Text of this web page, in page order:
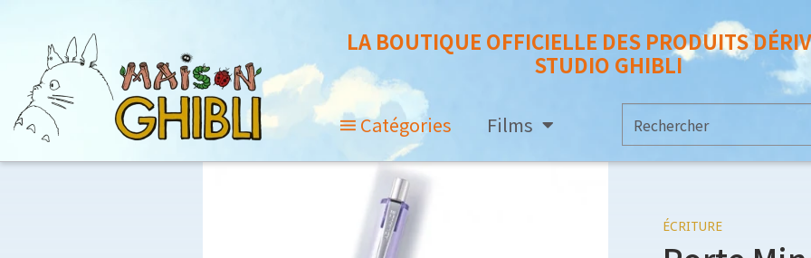
LA BOUTIQUE OFFICIELLE DES PRODUITS
STUDIO GHIBLI
Catégories Films
ÉCRITURE